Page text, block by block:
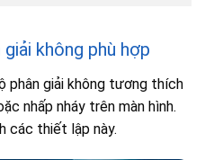
không phù hợp
phân giải không tương thích
nhấp nháy trên màn hình.
các thiết lập này.